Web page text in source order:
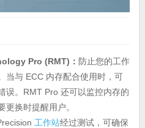
Pro (RMT)： 防止您的工作
当与 ECC 内存配合使用时，可
误。RMT Pro 还可以监控内存的
换时提醒用户。
工作站经过测试，可确保